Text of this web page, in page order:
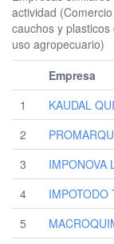
actividad
cauchos y
uso agropecuario)
Empresa
1
KAUDAL
2
3
IMPONOVA
4
IMPOTODO
5